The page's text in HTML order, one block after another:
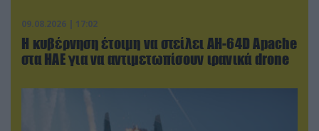
09.08.2026 | 17:02
Η κυβέρνηση έτοιμη να στείλει AH-64D Apache
στα ΗΑΕ για να αντιμετωπίσουν ιρανικά drone